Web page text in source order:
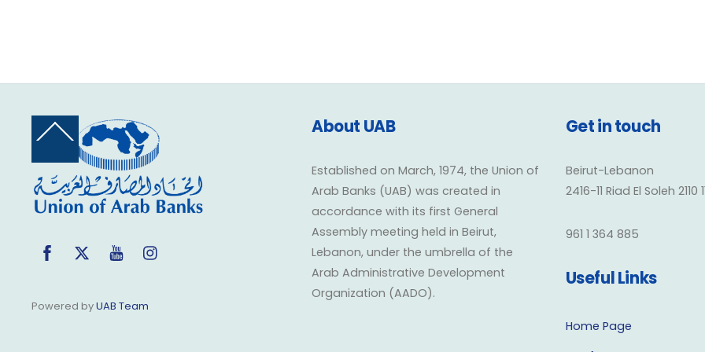
Back
Top
Facebook
Twitter YouTube
Powered byUAB Team
About UAB
Established on March, 1974, the Union of
Arab Banks (UAB) was created in
accordance with its first General
Assembly meeting held in Beirut,
Lebanon, under the umbrella of the
Arab Administrative Development
Organization (AADO).
Get in touch
Beirut-Lebanon
2416-11 Riad El Soleh 2110
961 1 364 885
Useful Links
Home Page